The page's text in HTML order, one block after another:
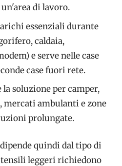
di lavoro.
essenziali durante
caldaia,
e serve nelle case
case fuori rete.
la soluzione per camper,
mercati ambulanti e zone
prolungate.
quindi dal tipo di
leggeri richiedono